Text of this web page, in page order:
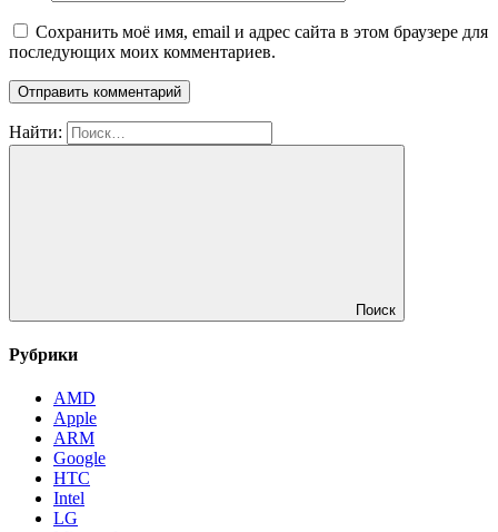
Сохранить моё имя, email и адрес сайта в этом браузере для
последующих моих комментариев.
Найти:
Поиск
Рубрики
AMD
Apple
ARM
Google
HTC
Intel
LG